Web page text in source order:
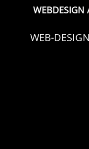
WEBDESIGN
WEB-